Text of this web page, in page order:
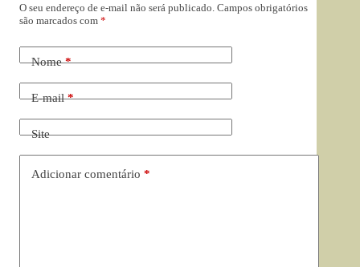
O seu endereço de e-mail não será publicado. Campos obrigatórios
são marcados com *
Nome*
E-mail*
Site
Adicionar comentário *